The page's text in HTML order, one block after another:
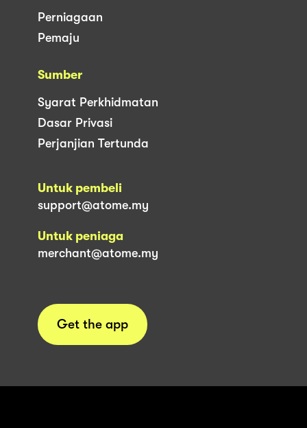
Perniagaan
Pemaju
Sumber
Syarat Perkhidmatan
Dasar Privasi
Perjanjian Tertunda
Untuk pembeli
support@atome.my
Untuk peniaga
merchant@atome.my
Get the app